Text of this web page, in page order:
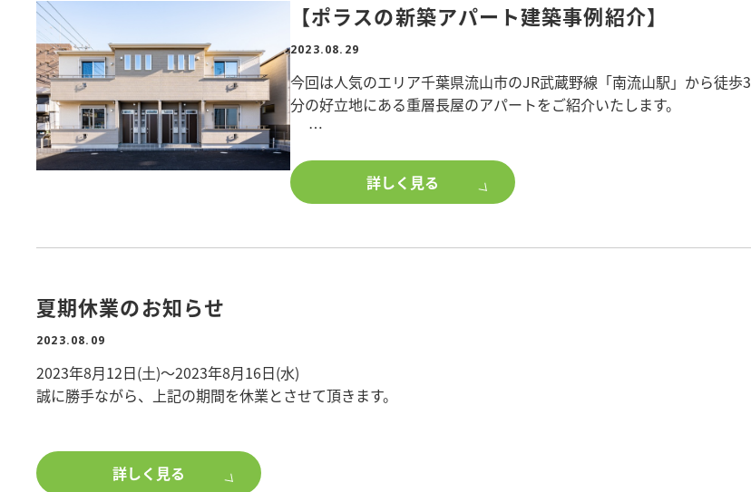
『入居者に選ばれる物件にするポラスの秘訣』
【参加費】無料
【申込】FAX・お電話・セミナーページよりお申し込みください。
株式会社中央ビル管理
FAX:048-989-9312
■特典②巡回清掃(週2回以上)のご契約で管理手数料1ヶ月分無料
＼さらに/
＼さらに/
■特典④専用アプリでの月次明細書受取りで管理手数料1ヶ月分無料
☆管理委託契約時にポラス・オーナー倶楽部へ新規入会頂くと満室賃
☆ご所有物件のAIによる査定レポートもプレゼント☆
せいただくか、店舗スタッフまでお問い合わせください。
【ポラスの新築アパート建築事例紹介】
2023.08.29
今回は人気のエリア千葉県流山市のJR武蔵野線「南流山駅」から徒歩3
分の好立地にある重層長屋のアパートをご紹介いたします。
以前は3階建ての賃貸マンションが建っていましたが、建替えの時期
を迎え、今回は将来の事業変更がしやすい木造2階建てのアパートを建
地の良い賃貸住宅になりました。
詳しく見る
夏期休業のお知らせ
2023.08.09
2023年8月12日(土)～2023年8月16日(水)
誠に勝手ながら、上記の期間を休業とさせて頂きます。
大変ご迷惑をお掛け致しますが、何卒よろしくお願い申し上げます。
詳しく見る